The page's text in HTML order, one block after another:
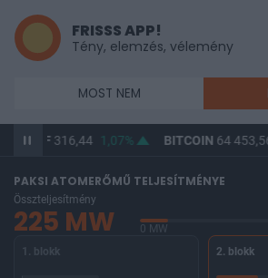
FRISSS APP!
Tény, elemzés, vélemény
MOST NEM
HUF 316,44 1,07% BITCOIN64 453,56
PAKSI ATOMERŐMŰ TELJESÍTMÉNYE
Összteljesítmény
225 MW 0 MW
1. blokk
2. blokk